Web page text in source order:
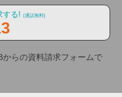
する! (通話無料)
らの資料請求フォームで